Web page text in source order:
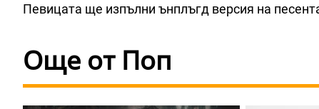
Певицата ще изпълни ънплъгд версия на
Още от Поп